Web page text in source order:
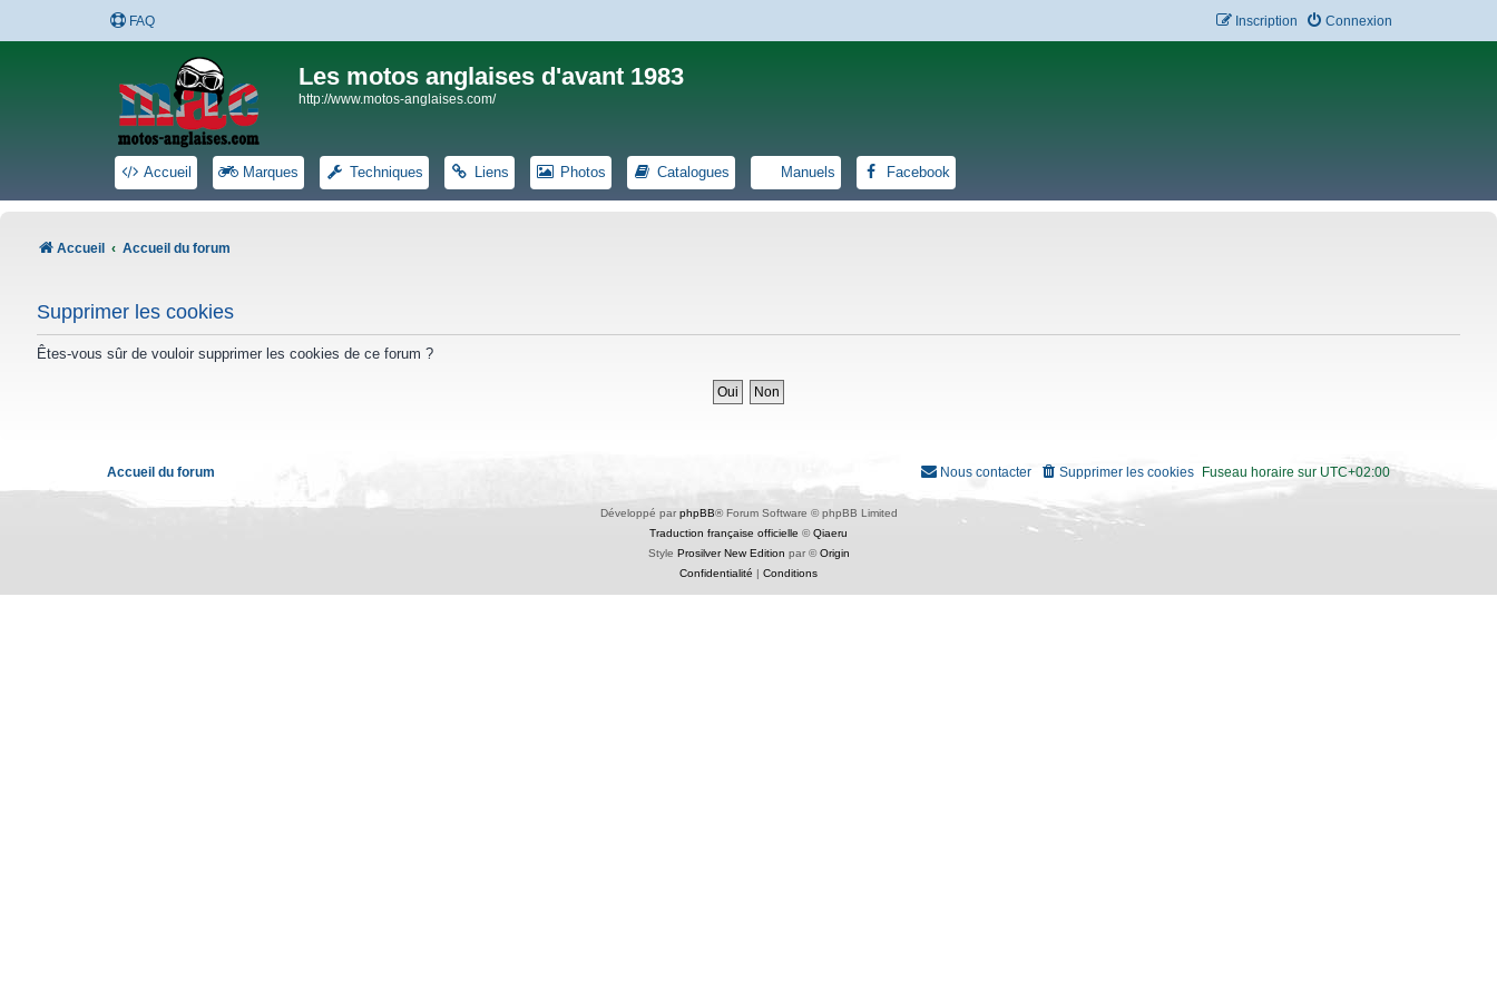
FAQ Connexion
Inscription
Les motos anglaises d'avant 1983
http://www.motos-anglaises.com/
Accueil Marques Techniques Liens Photos Catalogues Manuels Facebook
Accueil Accueil du forum
Supprimer les cookies
Êtes-vous sûr de vouloir supprimer les cookies de ce forum ?
Accueil du forum Fuseau horaire sur UTC+02:00
Supprimer les cookies
Nous contacter
Développé par phpBB® Forum Software © phpBB Limited
Traduction française officielle ©Qiaeru
Style Prosilver New Edition par ©Origin
Confidentialité | Conditions